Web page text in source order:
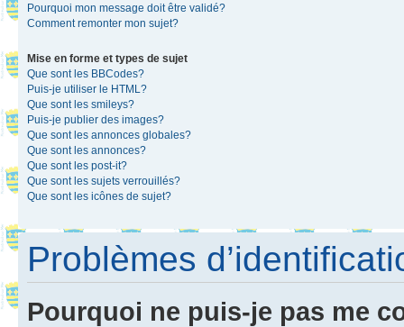
Pourquoi mon message doit être validé?
Comment remonter mon sujet?
Mise en forme et types de sujet
Que sont les BBCodes?
Puis-je utiliser le HTML?
Que sont les smileys?
Puis-je publier des images?
Que sont les annonces globales?
Que sont les annonces?
Que sont les post-it?
Que sont les sujets verrouillés?
Que sont les icônes de sujet?
Problèmes
Pourquoi ne puis-je pas me